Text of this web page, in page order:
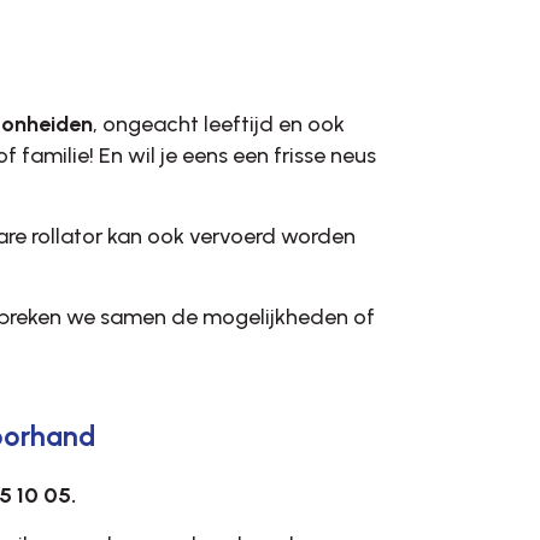
, ongeacht leeftijd en ook
familie! En wil je eens een frisse neus
rollator kan ook vervoerd worden
we samen de mogelijkheden of
10 05.